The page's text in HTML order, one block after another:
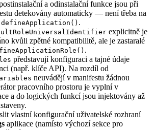
a odinstalační funkce jsou při
detekovány automaticky — není třeba na
defineApplication() .
explicitně je
kvůli zpětné kompatibilitě, ale je zastaralé
.
představují konfiguraci a tajné údaje
(např. klíče API). Na rozdíl od
neuvádějí v manifestu žádnou
pracovního prostoru je vyplní v
a do logických funkcí jsou injektovány až
vlastní konfigurační uživatelské rozhraní
aplikace (namísto výchozí sekce pro